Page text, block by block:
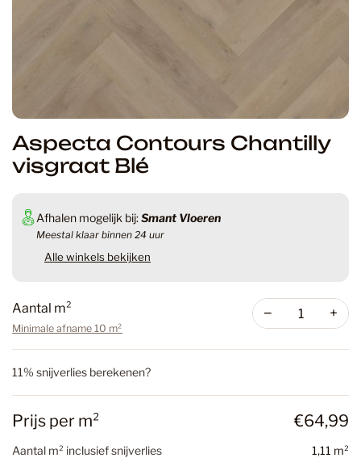
Aspecta Contours Chantilly
visgraat Blé
Afhalen mogelijk bij:Smant Vloeren
Meestal klaar binnen 24 uur
Alle winkels bekijken
Aantal m²
Minimale afname 10 m²
− +
11% snijverlies berekenen?
Prijs per m² €64,99
Aantal m² inclusief snijverlies
1,11 m²